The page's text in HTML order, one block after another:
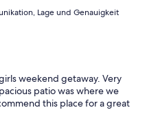
Lage und Genauigkeit
weekend getaway. Very
patio was where we
this place for a great